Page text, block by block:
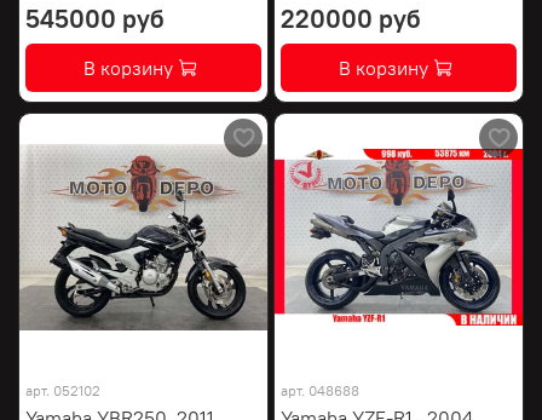
545000 руб
В корзину
220000 руб
В корзину
арт. 052102 арт. 048688